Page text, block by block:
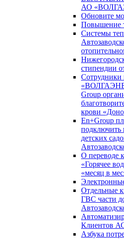
АО
Обновите
Повышение
Системы
стипендии
Сотрудники
Group
крови
En+Group
подключить
детских
О переводе
«Горячее
«месяц в
Отдельные
ГВС части
Клиентов
Азбука